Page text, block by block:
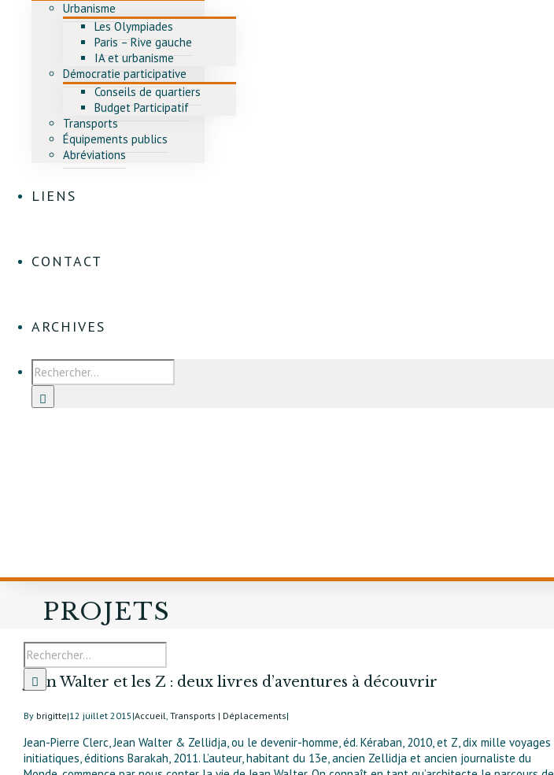
Urbanisme
Les Olympiades
Paris – Rive gauche
IA et urbanisme
Démocratie participative
Conseils de quartiers
Budget Participatif
Transports
Équipements publics
Abréviations
LIENS
CONTACT
ARCHIVES
PROJETS
Jean Walter et les Z : deux livres d’aventures à découvrir
By brigitte|12 juillet 2015 |Accueil, Transports | Déplacements|
Jean-Pierre Clerc, Jean Walter & Zellidja, ou le devenir-homme, éd. Kéraban, 2010, et Z, dix mille voyages
initiatiques, éditions Barakah, 2011. L’auteur, habitant du 13e, ancien Zellidja et ancien journaliste du